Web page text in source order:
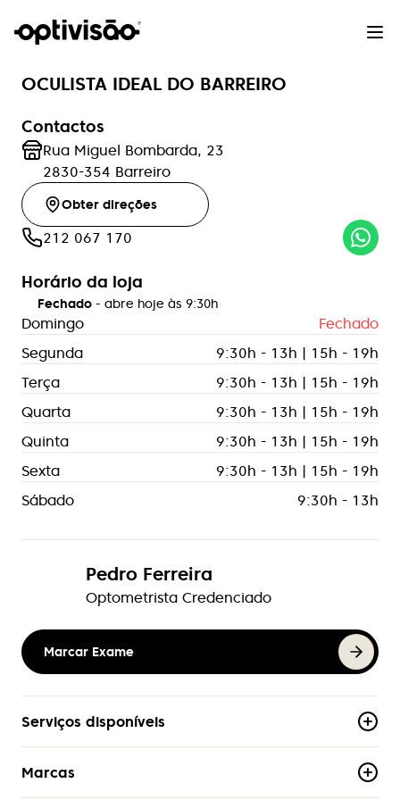
OCULISTA IDEAL DO BARREIRO
Contactos
Rua Miguel Bombarda, 23
2830-354 Barreiro
Obter direções
212 067 170
Horário da loja
Fechado - abre hoje às 9:30h
Domingo
Fechado
Segunda
9:30h - 13h | 15h - 19h
Terça
9:30h - 13h | 15h - 19h
Quarta
9:30h - 13h | 15h - 19h
Quinta
9:30h - 13h | 15h - 19h
Sexta
9:30h - 13h | 15h - 19h
Sábado
9:30h - 13h
Pedro Ferreira
Optometrista Credenciado
Marcar Exame
Serviços disponíveis
Assistência Técnica
Marcas